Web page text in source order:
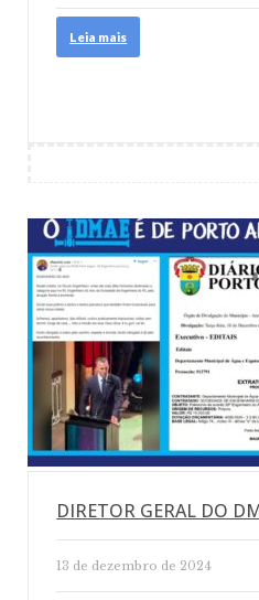
Leia mais
DIRETOR GERAL DO
13 de dezembro de 2024